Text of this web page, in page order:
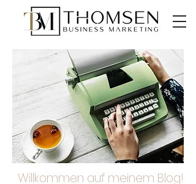
Willkommen auf meinem Blog!